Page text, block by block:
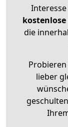
die
Probieren
lieber